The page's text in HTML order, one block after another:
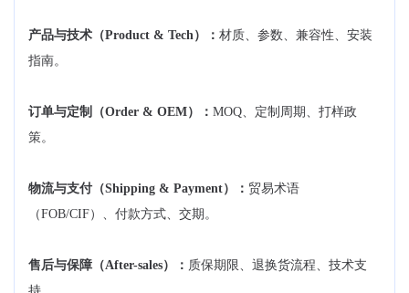
产品与技术（Product & Tech）： 材质、参数、兼容性、安装
指南。
订单与定制（Order & OEM）： MOQ、定制周期、打样政
策。
物流与支付（Shipping & Payment）： 贸易术语
（FOB/CIF）、付款方式、交期。
售后与保障（After-sales）： 质保期限、退换货流程、技术支